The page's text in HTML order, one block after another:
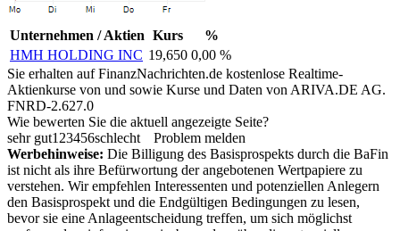
Unternehmen / Aktien Kurs
%
HMH HOLDING INC 19,650 0,00 %
Sie erhalten auf FinanzNachrichten.de kostenlose Realtime-
Aktienkurse von und sowie Kurse und Daten von ARIVA.DE AG.
FNRD-2.627.0
Wie bewerten Sie die aktuell angezeigte Seite?
sehr gut1 23456schlecht
Problem melden
Werbehinweise: Die Billigung des Basisprospekts durch die BaFin
ist nicht als ihre Befürwortung der angebotenen Wertpapiere zu
verstehen. Wir empfehlen Interessenten und potenziellen Anlegern
den Basisprospekt und die Endgültigen Bedingungen zu lesen,
bevor sie eine Anlageentscheidung treffen, um sich möglichst